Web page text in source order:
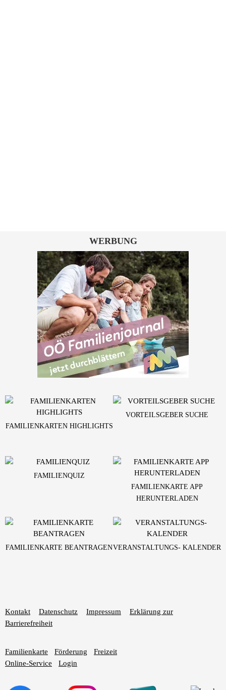
WERBUNG
Kontakt Datenschutz Impressum
Erklärung zur
Barrierefreiheit
Familienkarte Förderung
Freizeit
Online-Service
Login
FAMILIENKARTEN HIGHLIGHTS
VORTEILSGEBER SUCHE
FAMILIENQUIZ
FAMILIENKARTE APP
HERUNTERLADEN
FAMILIENKARTE BEANTRAGENVERANSTALTUNGS- KALENDER